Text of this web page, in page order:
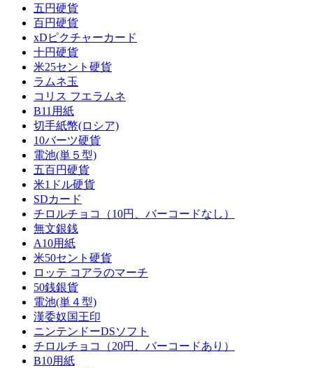
五円硬貨
百円硬貨
xDピクチャーカード
十円硬貨
米25セント硬貨
ラムネ玉
コリス フエラムネ
B11用紙
切手紙幣(ロシア)
10バーツ硬貨
電池(単５型)
五百円硬貨
米1ドル硬貨
SDカード
チロルチョコ（10円、バーコードなし）
無文銀銭
A10用紙
米50セント硬貨
ロッテ コアラのマーチ
50銭銀貨
電池(単４型)
漢委奴国王印
ニンテンドーDSソフト
チロルチョコ（20円、バーコードあり）
B10用紙